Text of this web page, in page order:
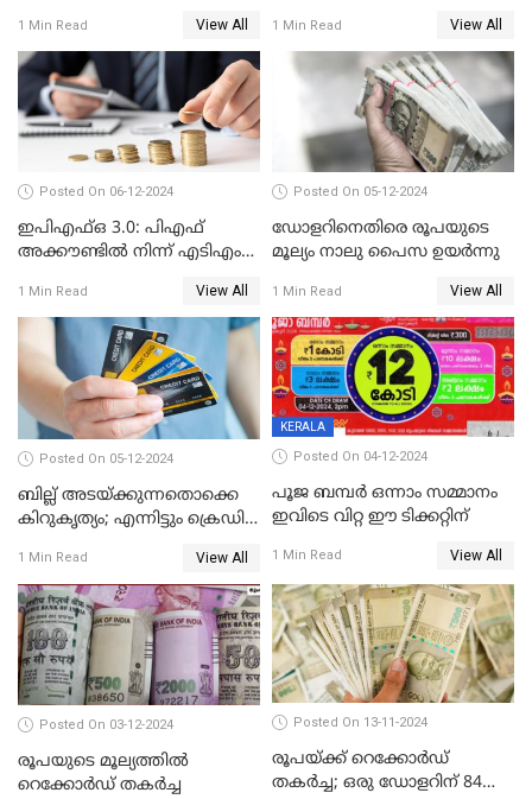
ലോൺ എടുത്തവരും
അറിഞ്ഞിരിക്കേണ്ട
കാര്യങ്ങൾ
1 Min Read View All 1 Min Read View All
Posted On 06-12-2024
ഇപിഎഫ്ഒ 3.0: പിഎഫ്
അക്കൗണ്ടിൽ നിന്ന് എടിഎം
1 Min Read View All
Posted On 05-12-2024
ഡോളറിനെതിരെ രൂപയുടെ
മൂല്യം നാലു പൈസ ഉയര്‍ന്നു
1 Min Read View All
Posted On 05-12-2024
ബില്ല് അടയ്ക്കുന്നതൊക്കെ
കിറുകൃത്യം; എന്നിട്ടും ക്രെഡിറ്റ്
കൂടുന്നില്ലേ? കാരണം ഇതാണ്
1 Min Read View All
KERALA
Posted On 04-12-2024
പൂജ ബമ്പർ ഒന്നാം സമ്മാനം
ഇവിടെ വിറ്റ ഈ ടിക്കറ്റിന്
1 Min Read View All
Posted On 03-12-2024
രൂപയുടെ മൂല്യത്തില്‍
റെക്കോര്‍ഡ് തകര്‍ച്ച
Posted On 13-11-2024
രൂപയ്ക്ക് റെക്കോർഡ്
തകര്‍ച്ച; ഒരു ഡോളറിന് 84